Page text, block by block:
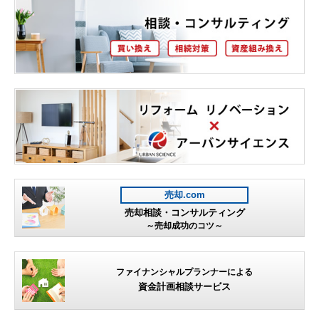
売却.com
売却相談・コンサルティング
～売却成功のコツ～
ファイナンシャルプランナーによる
資金計画相談サービス